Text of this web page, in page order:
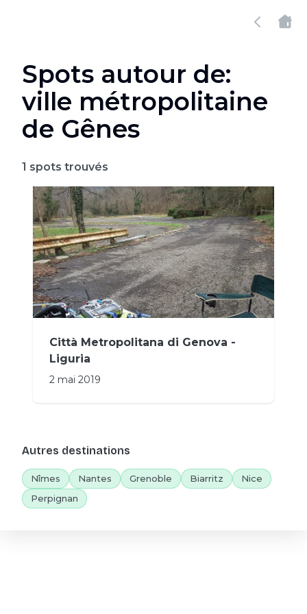
Spots autour de:
ville métropolitaine
de Gênes
1 spots trouvés
Città Metropolitana di Genova -
Liguria
2 mai 2019
Autres destinations
Nîmes Nantes Grenoble Biarritz
Nice
Perpignan